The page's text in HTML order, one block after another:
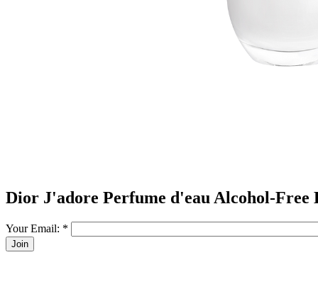
Dior J'adore Perfume d'eau Alcohol-Free
Your Email: *